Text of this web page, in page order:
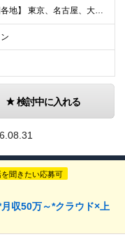
【フルリモート／全国各地】 東京、名古屋、大阪、福岡を中心とした全国のプロジェクトにアサイン。 ※プロジェクトは完全選択制です。 ※フルリモート、ハイブリッド型、常駐案件から自由に選択可能です。 ※転
検討中に入れる
を聞きたい応募可
収50万～*クラウド×上